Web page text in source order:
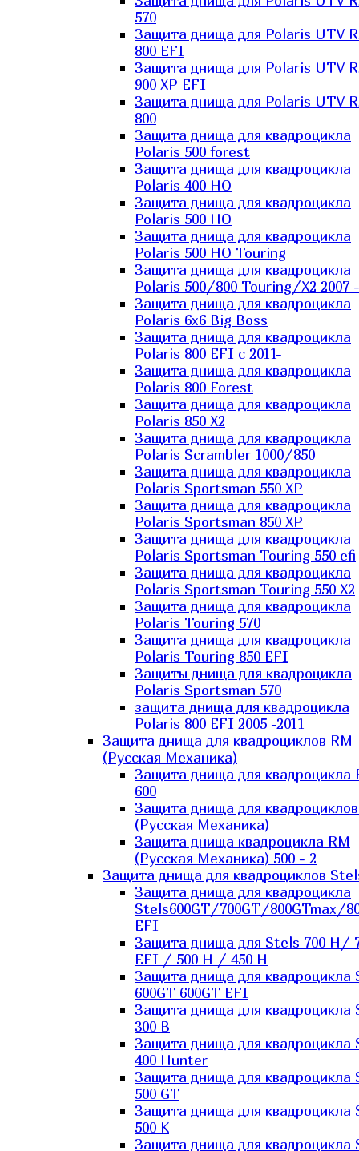
570
Защита днища для Polaris UTV
800 EFI
Защита днища для Polaris UTV
900 XP EFI
Защита днища для Polaris UTV
800
Защита днища для квадроцикла
Polaris 500 forest
Защита днища для квадроцикла
Polaris 400 HO
Защита днища для квадроцикла
Polaris 500 HO
Защита днища для квадроцикла
Polaris 500 HO Touring
Защита днища для квадроцикла
Polaris 500/800 Touring/X2 2007 -
Защита днища для квадроцикла
Polaris 6х6 Big Boss
Защита днища для квадроцикла
Polaris 800 EFI с 2011-
Защита днища для квадроцикла
Polaris 800 Forest
Защита днища для квадроцикла
Polaris 850 X2
Защита днища для квадроцикла
Polaris Scrambler 1000/850
Защита днища для квадроцикла
Polaris Sportsman 550 XP
Защита днища для квадроцикла
Polaris Sportsman 850 XP
Защита днища для квадроцикла
Polaris Sportsman Touring 550 efi
Защита днища для квадроцикла
Polaris Sportsman Touring 550 X2
Защита днища для квадроцикла
Polaris Touring 570
Защита днища для квадроцикла
Polaris Touring 850 EFI
Защиты днища для квадроцикла
Polaris Sportsman 570
защита днища для квадроцикла
Polaris 800 EFI 2005 -2011
Защита днища для квадроциклов RM
(Русская Механика)
Защита днища для квадроцикла
600
Защита днища для
(Русская Механика)
Защита днища квадроцикла RM
(Русская Механика) 500 - 2
Защита днища для квадроциклов
Защита днища для квадроцикла
Stels600GT/700GT/800GTmax/
EFI
Защита днища для Stels 700 H/
EFI / 500 H / 450 H
Защита днища для квадроцикла
600GT 600GT EFI
Защита днища для квадроцикла
300 B
Защита днища для квадроцикла
400 Hunter
Защита днища для квадроцикла
500 GT
Защита днища для квадроцикла
500 K
Защита днища для квадроцикла